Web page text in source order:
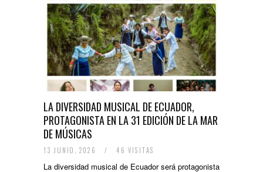
LA DIVERSIDAD MUSICAL DE ECUADOR,
PROTAGONISTA EN LA 31 EDICIÓN DE LA MAR
DE MÚSICAS
13 JUNIO, 2026 / 46 VISITAS
La diversidad musical de Ecuador será protagonista